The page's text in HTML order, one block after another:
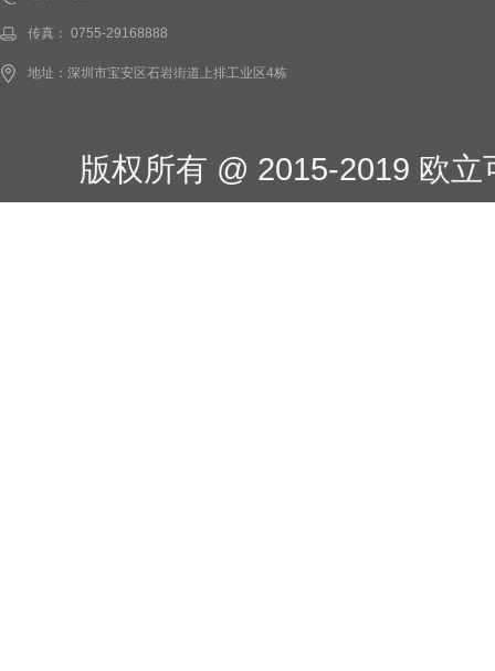
传真： 0755-29168888
地址：深圳市宝安区石岩街道上排工业区4栋
版权所有 @ 2015-2019 欧